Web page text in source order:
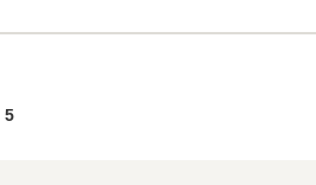
5